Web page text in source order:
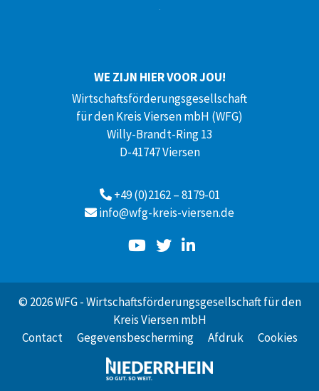
WE ZIJN HIER VOOR JOU!
Wirtschaftsförderungsgesellschaft
für den Kreis Viersen mbH (WFG)
Willy-Brandt-Ring 13
D-41747 Viersen
+49 (0)2162 – 8179-01
info@wfg-kreis-viersen.de
© 2026 WFG - Wirtschaftsförderungsgesellschaft für den
Kreis Viersen mbH
Contact
Gegevensbescherming Afdruk Cookies